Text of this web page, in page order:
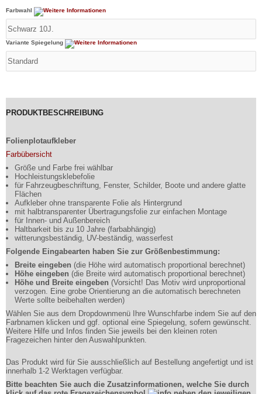
Farbwahl
Variante Spiegelung
PRODUKTBESCHREIBUNG
Folienplotaufkleber
Farbübersicht
Größe und Farbe frei wählbar
Hochleistungsklebefolie
für Fahrzeugbeschriftung, Fenster, Schilder, Boote und andere glatte
Flächen
Aufkleber ohne transparente Folie als Hintergrund
mit halbtransparenter Übertragungsfolie zur einfachen Montage
für Innen- und Außenbereich
Haltbarkeit bis zu 10 Jahre (farbabhängig)
witterungsbeständig, UV-beständig, wasserfest
Folgende Eingabearten haben Sie zur Größenbestimmung:
Breite eingeben (die Höhe wird automatisch proportional berechnet)
Höhe eingeben (die Breite wird automatisch proportional berechnet)
Höhe und Breite eingeben (Vorsicht! Das Motiv wird unproportional
verzogen. Eine grobe Orientierung an die automatisch berechneten
Werte sollte beibehalten werden)
Wählen Sie aus dem Dropdownmenü Ihre Wunschfarbe indem Sie auf den
Farbnamen klicken und ggf. optional eine Spiegelung, sofern gewünscht.
Weitere Hilfe und Infos finden Sie jeweils bei den kleinen roten
Fragezeichen hinter den Auswahlpunkten.
Das Produkt wird für Sie ausschließlich auf Bestellung angefertigt und ist
innerhalb 1-2 Werktagen verfügbar.
Bitte beachten Sie auch die Zusatzinformationen, welche Sie durch